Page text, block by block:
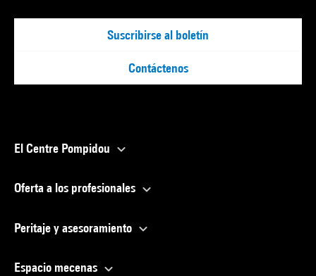
Suscribirse al boletín
Contáctenos
El Centre Pompidou
Oferta a los profesionales
Peritaje y asesoramiento
Espacio mecenas